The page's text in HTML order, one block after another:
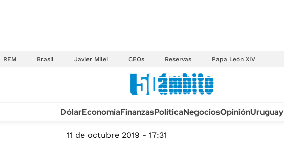
REM Brasil Javier Milei CEOs Reservas Papa León XIV
TECNOLOGÍA
MÉXICO
DólarEconomíaFinanzasPolíticaNegociosOpiniónUruguay
11 de octubre 2019 - 17:31